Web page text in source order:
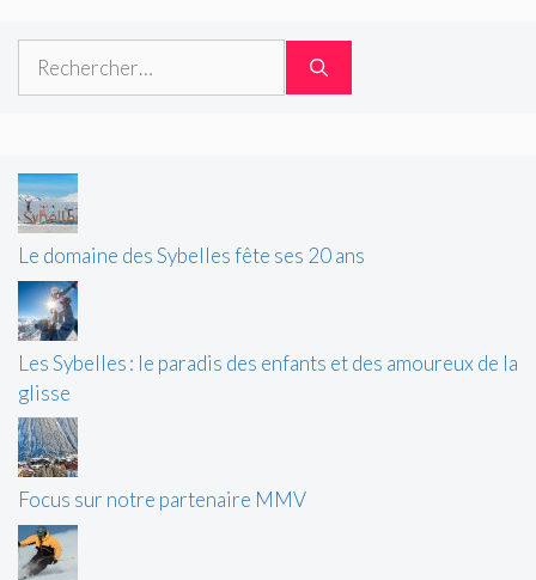
Le domaine des Sybelles fête ses 20 ans
Les Sybelles : le paradis des enfants et des amoureux de la
glisse
Focus sur notre partenaire MMV